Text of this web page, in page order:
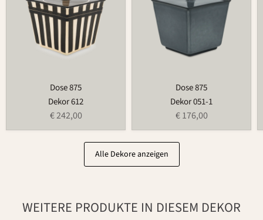
Dose 875
Dekor 612
€ 242,00
Dose 875
Dekor 051-1
€ 176,00
Alle Dekore anzeigen
WEITERE PRODUKTE IN DIESEM DEKOR